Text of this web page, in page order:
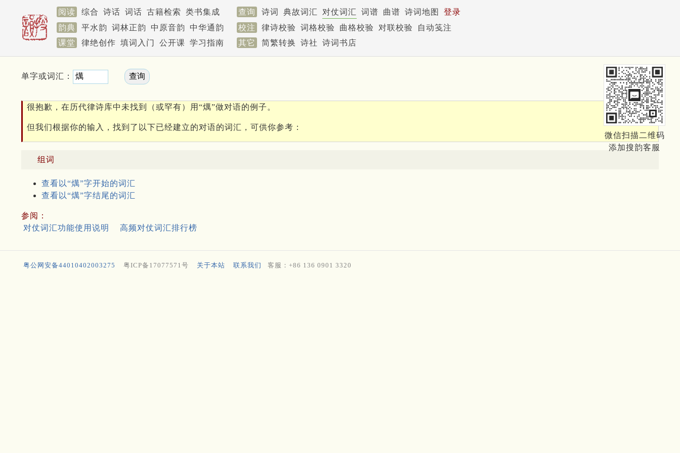
阅读 综合 诗话 词话 古籍检索 类书集成 查询 诗词 典故词汇 对仗词汇 词谱 曲谱 诗词地图
登录
韵典
平水韵 词林正韵 中原音韵 中华通韵 校注 律诗校验 词格校验 曲格校验 对联校验
自动笺注
课堂
律绝创作 填词入门 公开课 学习指南 其它 简繁转换 诗社 诗词书店
微信扫描二维码
添加搜韵客服
单字或词汇：
很抱歉，在历代律诗库中未找到（或罕有）用“燤”做对语的例子。
但我们根据你的输入，找到了以下已经建立的对语的词汇，可供你参考：
组词
查看以“燤”字开始的词汇
查看以“燤”字结尾的词汇
参阅：
对仗词汇功能使用说明
高频对仗词汇排行榜
粤公网安备44010402003275 粤ICP备17077571号 关于本站 联系我们 客服：+86 136 0901 3320